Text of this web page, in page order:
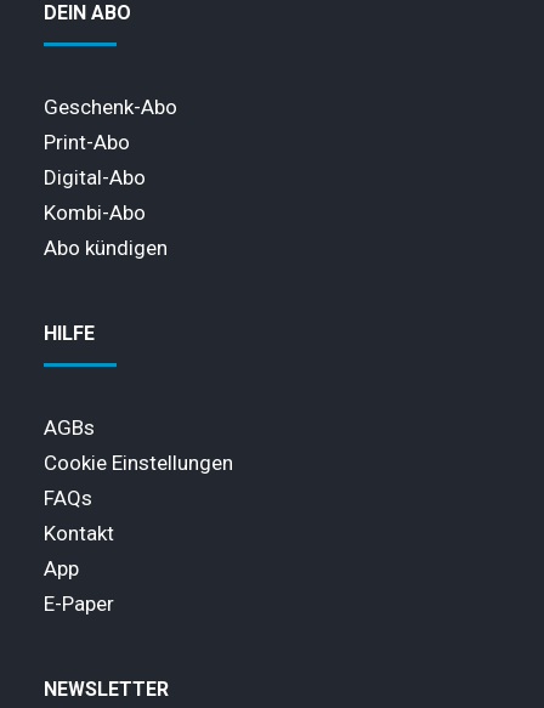
DEIN ABO
Geschenk-Abo
Print-Abo
Digital-Abo
Kombi-Abo
Abo kündigen
HILFE
AGBs
Cookie Einstellungen
FAQs
Kontakt
App
E-Paper
NEWSLETTER